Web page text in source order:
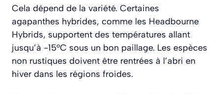
Cela dépend de la variété. Certaines
agapanthes hybrides, comme les Headbourne
Hybrids, supportent des températures allant
jusqu’à -15°C sous un bon paillage. Les espèces
non rustiques doivent être rentrées à l’abri en
hiver dans les régions froides.